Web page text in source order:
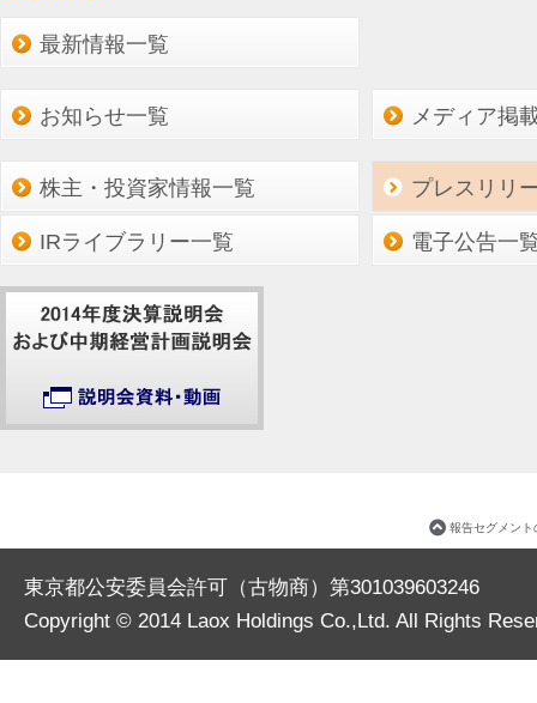
最新情報一覧
お知らせ一覧 メディア掲
株主・投資家情報一覧 プレスリリ
IRライブラリー一覧 電子公告一
報告セグメント
東京都公安委員会許可（古物商）第301039603246
Copyright © 2014 Laox Holdings Co.,Ltd. All Rights